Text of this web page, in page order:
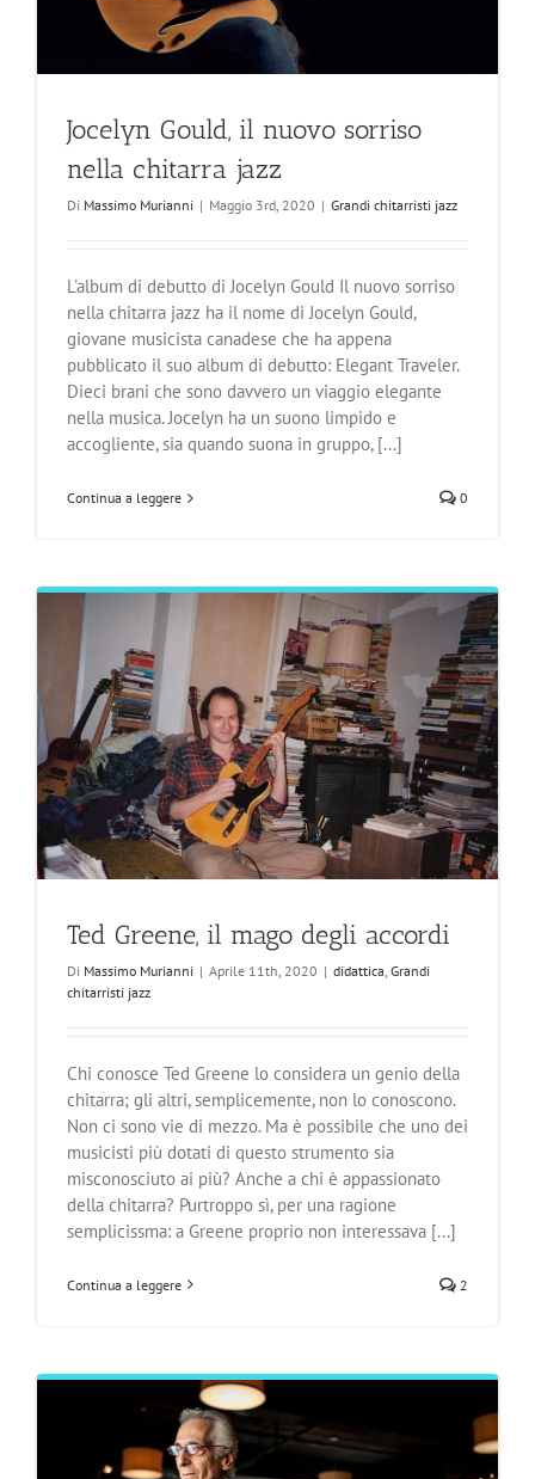
Jocelyn Gould, il nuovo sorriso
nella chitarra jazz
Di Massimo Murianni | Maggio 3rd, 2020 | Grandi chitarristi jazz
L'album di debutto di Jocelyn Gould Il nuovo sorriso
nella chitarra jazz ha il nome di Jocelyn Gould,
giovane musicista canadese che ha appena
pubblicato il suo album di debutto: Elegant Traveler.
Dieci brani che sono davvero un viaggio elegante
nella musica. Jocelyn ha un suono limpido e
accogliente, sia quando suona in gruppo, [...]
Continua a leggere 0
Ted Greene, il mago degli accordi
Di Massimo Murianni | Aprile 11th, 2020 | didattica Grandi
chitarristi jazz
Chi conosce Ted Greene lo considera un genio della
chitarra; gli altri, semplicemente, non lo conoscono.
Non ci sono vie di mezzo. Ma è possibile che uno dei
musicisti più dotati di questo strumento sia
misconosciuto ai più? Anche a chi è appassionato
della chitarra? Purtroppo sì, per una ragione
semplicissma: a Greene proprio non interessava [...]
Continua a leggere 2